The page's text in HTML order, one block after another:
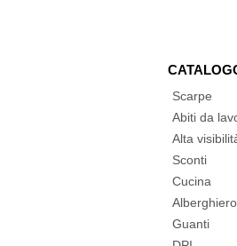
Scarpe
Abiti da
Alta
Sconti
Cucina
Alberghiero
Guanti